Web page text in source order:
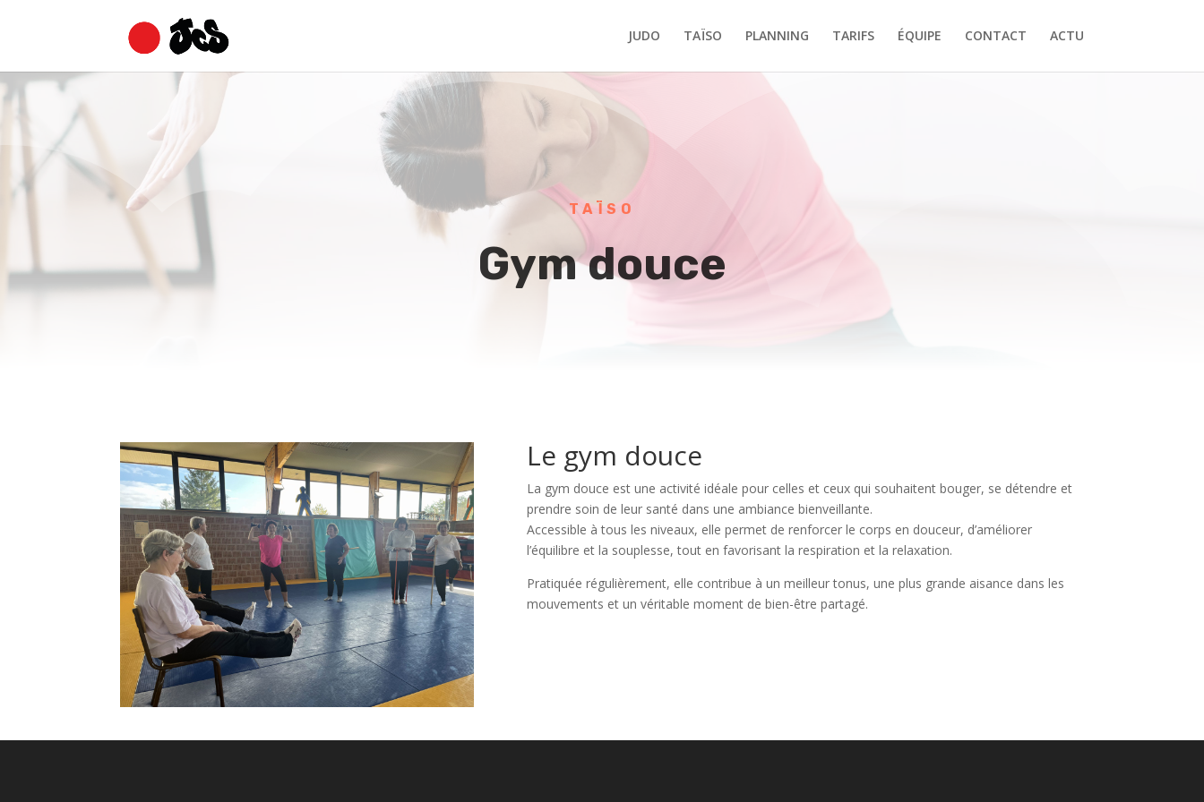
JUDO TAÏSO PLANNING TARIFS ÉQUIPE CONTACT ACTU
TAÏSO
Gym douce
Le gym douce
La gym douce est une activité idéale pour celles et ceux qui souhaitent bouger, se détendre et
prendre soin de leur santé dans une ambiance bienveillante.
Accessible à tous les niveaux, elle permet de renforcer le corps en douceur, d’améliorer
l’équilibre et la souplesse, tout en favorisant la respiration et la relaxation.
Pratiquée régulièrement, elle contribue à un meilleur tonus, une plus grande aisance dans les
mouvements et un véritable moment de bien-être partagé.